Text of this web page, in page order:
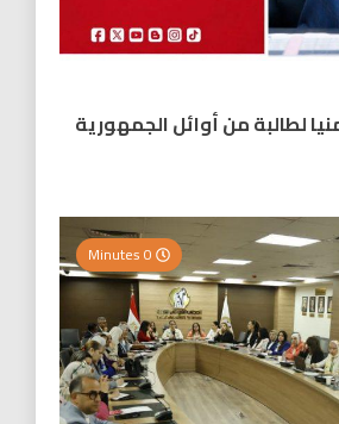
لطالبة من أوائل الجمهورية